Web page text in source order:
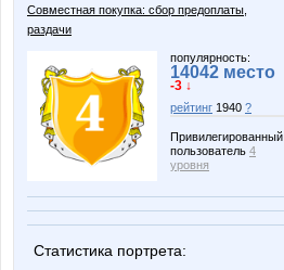
Совместная покупка: сбор предоплаты,
раздачи
популярность:
14042 место
-3 ↓
рейтинг 1940 ?
Привилегированный
пользователь 4
уровня
Статистика портрета: